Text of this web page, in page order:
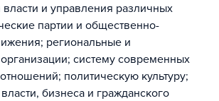
власти и управления различных
партии и общественно-
региональные и
систему современных
политическую культуру;
бизнеса и гражданского